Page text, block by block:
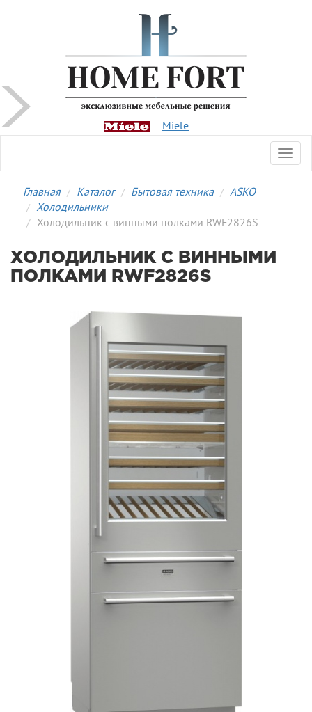
Miele
Главная Каталог Бытовая техника
ASKO
Холодильники
Холодильник с винными полками RWF2826S
ХОЛОДИЛЬНИК С ВИННЫМИ
ПОЛКАМИ RWF2826S